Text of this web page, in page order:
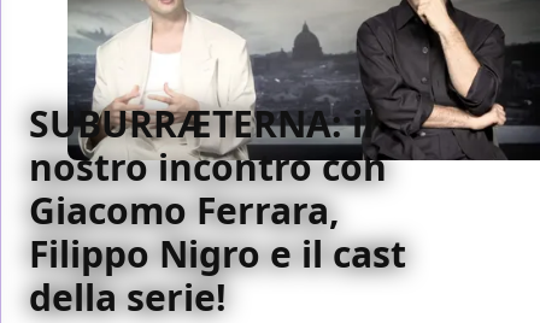
SUBURRÆTERNA: il
nostro incontro con
Giacomo Ferrara,
Filippo Nigro e il cast
della serie!